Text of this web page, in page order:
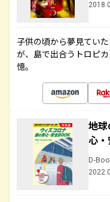
子供の頃から夢見てい
が、島で出合うトロピ
憶。
地
心
D-